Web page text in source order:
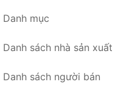
Danh mục
Danh sách nhà sản xuất
Danh sách người bán